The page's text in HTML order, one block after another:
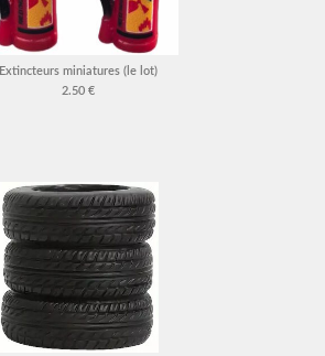
Extincteurs miniatures (le lot)
2.50 €